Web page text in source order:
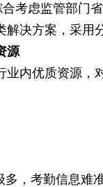
合考虑监管部门
解决方案，采用
源
业内优质资源，
，考勤信息难